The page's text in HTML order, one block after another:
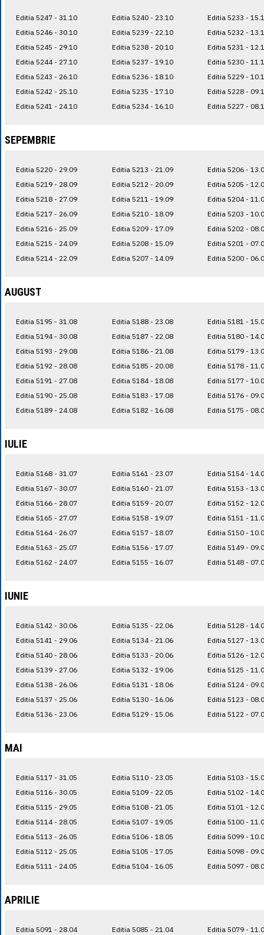
Editia 5247 - 31.10
Editia 5246 - 30.10
Editia 5245 - 29.10
Editia 5244 - 27.10
Editia 5243 - 26.10
Editia 5242 - 25.10
Editia 5241 - 24.10
Editia 5240 - 23.10
Editia 5239 - 22.10
Editia 5238 - 20.10
Editia 5237 - 19.10
Editia 5236 - 18.10
Editia 5235 - 17.10
Editia 5234 - 16.10
Editia 5233 -
Editia 5232 -
Editia 5231 -
Editia 5230 -
Editia 5229 -
Editia 5228 -
Editia 5227 -
SEPEMBRIE
Editia 5220 - 29.09
Editia 5219 - 28.09
Editia 5218 - 27.09
Editia 5217 - 26.09
Editia 5216 - 25.09
Editia 5215 - 24.09
Editia 5214 - 22.09
Editia 5213 - 21.09
Editia 5212 - 20.09
Editia 5211 - 19.09
Editia 5210 - 18.09
Editia 5209 - 17.09
Editia 5208 - 15.09
Editia 5207 - 14.09
Editia 5206 -
Editia 5205 -
Editia 5204 -
Editia 5203 -
Editia 5202 -
Editia 5201 -
Editia 5200 -
AUGUST
Editia 5195 - 31.08
Editia 5194 - 30.08
Editia 5193 - 29.08
Editia 5192 - 28.08
Editia 5191 - 27.08
Editia 5190 - 25.08
Editia 5189 - 24.08
Editia 5188 - 23.08
Editia 5187 - 22.08
Editia 5186 - 21.08
Editia 5185 - 20.08
Editia 5184 - 18.08
Editia 5183 - 17.08
Editia 5182 - 16.08
Editia 5181 -
Editia 5180 -
Editia 5179 -
Editia 5178 -
Editia 5177 -
Editia 5176 -
Editia 5175 -
IULIE
Editia 5168 - 31.07
Editia 5167 - 30.07
Editia 5166 - 28.07
Editia 5165 - 27.07
Editia 5164 - 26.07
Editia 5163 - 25.07
Editia 5162 - 24.07
Editia 5161 - 23.07
Editia 5160 - 21.07
Editia 5159 - 20.07
Editia 5158 - 19.07
Editia 5157 - 18.07
Editia 5156 - 17.07
Editia 5155 - 16.07
Editia 5154 -
Editia 5153 -
Editia 5152 -
Editia 5151 -
Editia 5150 -
Editia 5149 -
Editia 5148 -
IUNIE
Editia 5142 - 30.06
Editia 5141 - 29.06
Editia 5140 - 28.06
Editia 5139 - 27.06
Editia 5138 - 26.06
Editia 5137 - 25.06
Editia 5136 - 23.06
Editia 5135 - 22.06
Editia 5134 - 21.06
Editia 5133 - 20.06
Editia 5132 - 19.06
Editia 5131 - 18.06
Editia 5130 - 16.06
Editia 5129 - 15.06
Editia 5128 -
Editia 5127 -
Editia 5126 -
Editia 5125 -
Editia 5124 -
Editia 5123 -
Editia 5122 -
MAI
Editia 5117 - 31.05
Editia 5116 - 30.05
Editia 5115 - 29.05
Editia 5114 - 28.05
Editia 5113 - 26.05
Editia 5112 - 25.05
Editia 5111 - 24.05
Editia 5110 - 23.05
Editia 5109 - 22.05
Editia 5108 - 21.05
Editia 5107 - 19.05
Editia 5106 - 18.05
Editia 5105 - 17.05
Editia 5104 - 16.05
Editia 5103 -
Editia 5102 -
Editia 5101 -
Editia 5100 -
Editia 5099 -
Editia 5098 -
Editia 5097 -
APRILIE
Editia 5091 - 28.04 Editia 5085 - 21.04 Editia 5079 -